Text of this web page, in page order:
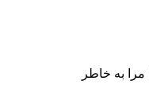
مرا به خاطر